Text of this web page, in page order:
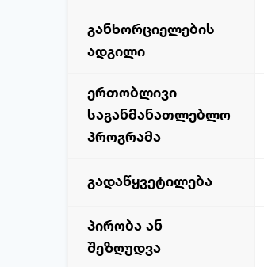
განხორციელების
ადგილი
ერთობლივი
საგანმანათლებლო
პროგრამა
გადაწყვეტილება
პირობა ან
შეზღუდვა